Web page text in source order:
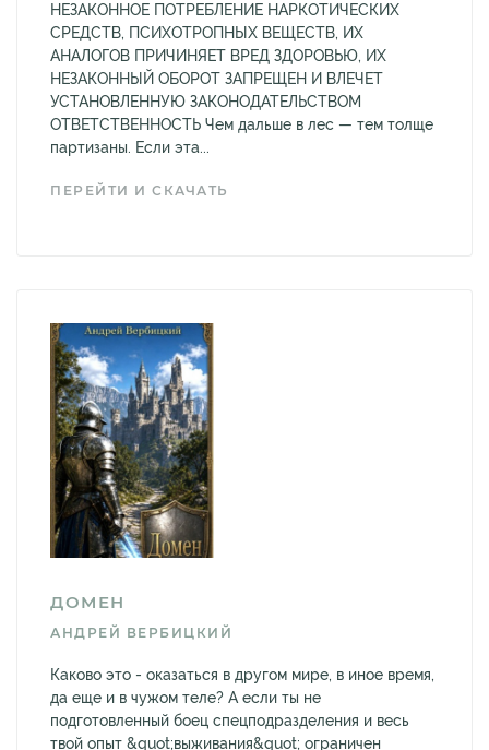
НЕЗАКОННОЕ ПОТРЕБЛЕНИЕ НАРКОТИЧЕСКИХ
СРЕДСТВ, ПСИХОТРОПНЫХ ВЕЩЕСТВ, ИХ
АНАЛОГОВ ПРИЧИНЯЕТ ВРЕД ЗДОРОВЬЮ, ИХ
НЕЗАКОННЫЙ ОБОРОТ ЗАПРЕЩЕН И ВЛЕЧЕТ
УСТАНОВЛЕННУЮ ЗАКОНОДАТЕЛЬСТВОМ
ОТВЕТСТВЕННОСТЬ Чем дальше в лес — тем толще
партизаны. Если эта...
ПЕРЕЙТИ И СКАЧАТЬ
ДОМЕН
АНДРЕЙ ВЕРБИЦКИЙ
Каково это - оказаться в другом мире, в иное время,
да еще и в чужом теле? А если ты не
подготовленный боец спецподразделения и весь
твой опыт &quot;выживания&quot; ограничен